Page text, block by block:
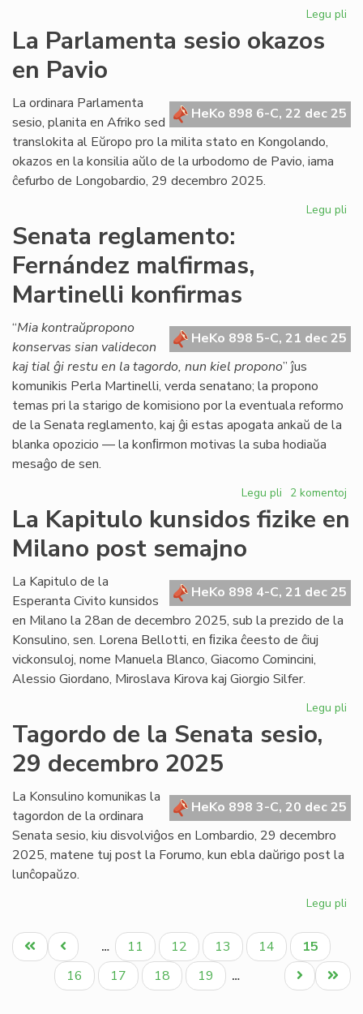
Legu pli
la
La Parlamenta sesio okazos
en Pavio
HeKo 898 6-C, 22 dec 25
La ordinara Parlamenta
sesio, planita en Afriko sed
translokita al Eŭropo pro la milita stato en Kongolando,
okazos en la konsilia aŭlo de la urbodomo de Pavio, iama
ĉefurbo de Longobardio, 29 decembro 2025.
Legu pli
Senata reglamento:
Fernández malfirmas,
Martinelli konfirmas
HeKo 898 5-C, 21 dec 25
“Mia kontraŭpropono
konservas sian validecon
kaj tial ĝi restu en la tagordo, nun kiel propono” ĵus
komunikis Perla Martinelli, verda senatano; la propono
temas pri la starigo de komisiono por la eventuala reformo
de la Senata reglamento, kaj ĝi estas apogata ankaŭ de la
blanka opozicio — la konﬁrmon motivas la suba hodiaŭa
mesaĝo de sen.
Legu pli pri
Senata
reglamento:
Martinelli
konfirmas
2 komentoj
La Kapitulo kunsidos fizike en
Milano post semajno
HeKo 898 4-C, 21 dec 25
La Kapitulo de la
Esperanta Civito kunsidos
en Milano la 28an de decembro 2025, sub la prezido de la
Konsulino, sen. Lorena Bellotti, en ﬁzika ĉeesto de ĉiuj
vickonsuloj, nome Manuela Blanco, Giacomo Comincini,
Alessio Giordano, Miroslava Kirova kaj Giorgio Silfer.
Legu pli
en
Tagordo de la Senata sesio,
29 decembro 2025
HeKo 898 3-C, 20 dec 25
La Konsulino komunikas la
tagordon de la ordinara
Senata sesio, kiu disvolviĝos en Lombardio, 29 decembro
2025, matene tuj post la Forumo, kun ebla daŭrigo post la
lunĉopaŭzo.
Legu pli
Pagination
Unua
paĝo
Antaŭa
paĝo
… Paĝo
11 Paĝo
12 Paĝo
13 Paĝo
14
Aktuala
paĝo
15
Paĝo
16 Paĝo
17 Paĝo
18 Paĝo
19 …
Last
page
Next
page